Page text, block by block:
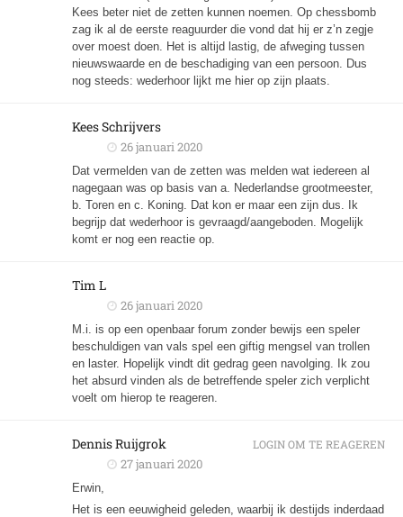
Kees beter niet de zetten kunnen noemen. Op chessbomb
zag ik al de eerste reaguurder die vond dat hij er z’n zegje
over moest doen. Het is altijd lastig, de afweging tussen
nieuwswaarde en de beschadiging van een persoon. Dus
nog steeds: wederhoor lijkt me hier op zijn plaats.
Kees Schrijvers
26 januari 2020
Dat vermelden van de zetten was melden wat iedereen al
nagegaan was op basis van a. Nederlandse grootmeester,
b. Toren en c. Koning. Dat kon er maar een zijn dus. Ik
begrijp dat wederhoor is gevraagd/aangeboden. Mogelijk
komt er nog een reactie op.
Tim L
26 januari 2020
M.i. is op een openbaar forum zonder bewijs een speler
beschuldigen van vals spel een giftig mengsel van trollen
en laster. Hopelijk vindt dit gedrag geen navolging. Ik zou
het absurd vinden als de betreffende speler zich verplicht
voelt om hierop te reageren.
Dennis Ruijgrok
27 januari 2020
Erwin,
Het is een eeuwigheid geleden, waarbij ik destijds inderdaad
LOGIN OM TE REAGEREN